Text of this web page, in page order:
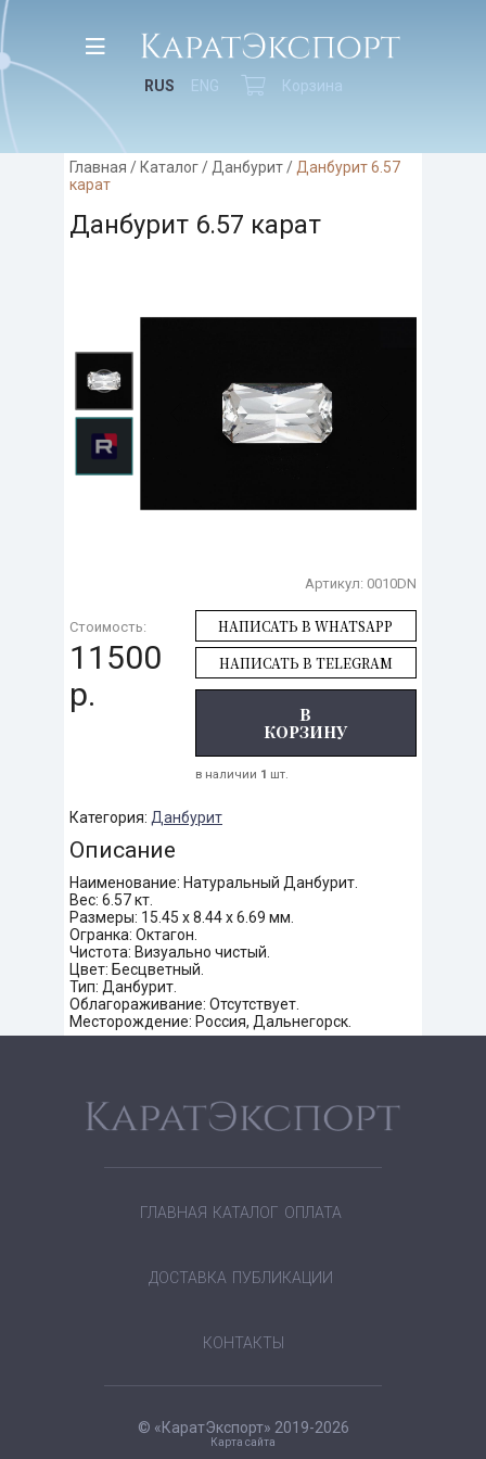
RUS ENG Корзина
Главная /Каталог/ Данбурит/ Данбурит 6.57
карат
Данбурит 6.57 карат
Артикул: 0010DN
Стоимость:
11500
р.
НАПИСАТЬ В WHATSAPP
НАПИСАТЬ В TELEGRAM
В
КОРЗИНУ
в наличии 1 шт.
Категория: Данбурит
Описание
Наименование: Натуральный Данбурит.
Вес: 6.57 кт.
Размеры: 15.45 х 8.44 х 6.69 мм.
Огранка: Октагон.
Чистота: Визуально чистый.
Цвет: Бесцветный.
Тип: Данбурит.
Облагораживание: Отсутствует.
Месторождение: Россия, Дальнегорск.
ГЛАВНАЯ КАТАЛОГ ОПЛАТА
ДОСТАВКА ПУБЛИКАЦИИ
КОНТАКТЫ
© «КаратЭкспорт» 2019-2026
Карта сайта